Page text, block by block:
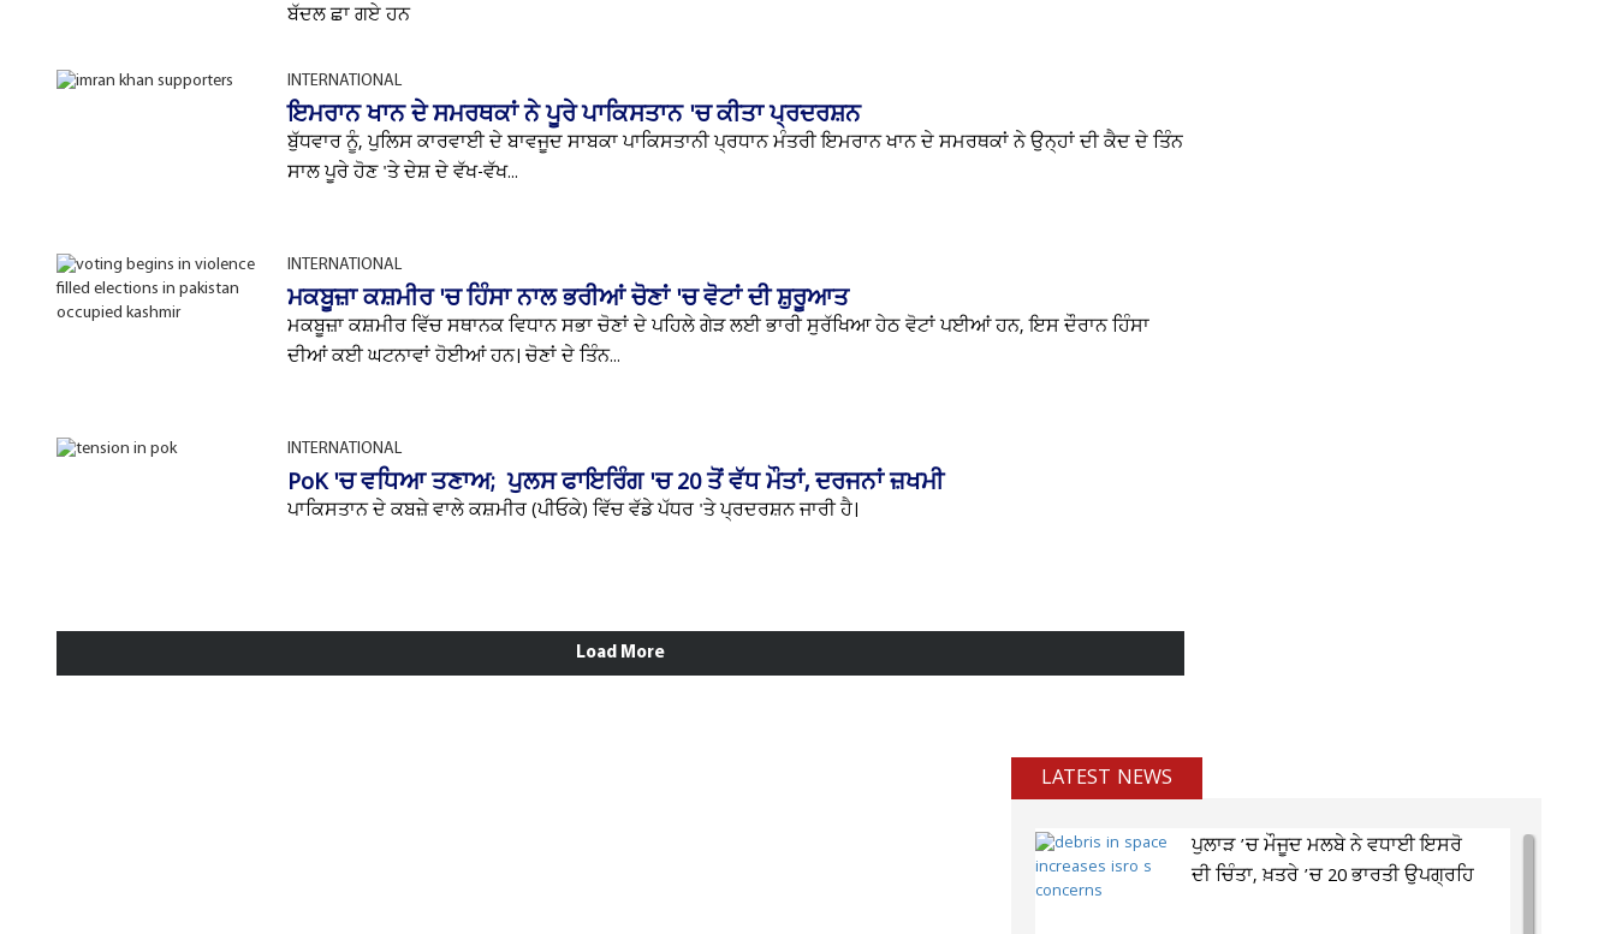
ਬੱਦਲ ਛਾ ਗਏ ਹਨ
INTERNATIONAL
ਇਮਰਾਨ ਖਾਨ ਦੇ ਸਮਰਥਕਾਂ ਨੇ ਪੂਰੇ ਪਾਕਿਸਤਾਨ 'ਚ ਕੀਤਾ ਪ੍ਰਦਰਸ਼ਨ
ਬੁੱਧਵਾਰ ਨੂੰ, ਪੁਲਿਸ ਕਾਰਵਾਈ ਦੇ ਬਾਵਜੂਦ ਸਾਬਕਾ ਪਾਕਿਸਤਾਨੀ ਪ੍ਰਧਾਨ ਮੰਤਰੀ ਇਮਰਾਨ ਖਾਨ ਦੇ ਸਮਰਥਕਾਂ ਨੇ ਉਨ੍ਹਾਂ ਦੀ ਕੈਦ ਦੇ ਤਿੰਨ
ਸਾਲ ਪੂਰੇ ਹੋਣ 'ਤੇ ਦੇਸ਼ ਦੇ ਵੱਖ-ਵੱਖ...
INTERNATIONAL
ਮਕਬੂਜ਼ਾ ਕਸ਼ਮੀਰ 'ਚ ਹਿੰਸਾ ਨਾਲ ਭਰੀਆਂ ਚੋਣਾਂ 'ਚ ਵੋਟਾਂ ਦੀ ਸ਼ੁਰੂਆਤ
ਮਕਬੂਜ਼ਾ ਕਸ਼ਮੀਰ ਵਿੱਚ ਸਥਾਨਕ ਵਿਧਾਨ ਸਭਾ ਚੋਣਾਂ ਦੇ ਪਹਿਲੇ ਗੇੜ ਲਈ ਭਾਰੀ ਸੁਰੱਖਿਆ ਹੇਠ ਵੋਟਾਂ ਪਈਆਂ ਹਨ, ਇਸ ਦੌਰਾਨ ਹਿੰਸਾ
ਦੀਆਂ ਕਈ ਘਟਨਾਵਾਂ ਹੋਈਆਂ ਹਨ। ਚੋਣਾਂ ਦੇ ਤਿੰਨ...
INTERNATIONAL
PoK 'ਚ ਵਧਿਆ ਤਣਾਅ; ਪੁਲਸ ਫਾਇਰਿੰਗ 'ਚ 20 ਤੋਂ ਵੱਧ ਮੌਤਾਂ, ਦਰਜਨਾਂ ਜ਼ਖਮੀ
ਪਾਕਿਸਤਾਨ ਦੇ ਕਬਜ਼ੇ ਵਾਲੇ ਕਸ਼ਮੀਰ (ਪੀਓਕੇ) ਵਿੱਚ ਵੱਡੇ ਪੱਧਰ 'ਤੇ ਪ੍ਰਦਰਸ਼ਨ ਜਾਰੀ ਹੈ।
Load More
LATEST NEWS
ਪੁਲਾੜ ’ਚ ਮੌਜੂਦ ਮਲਬੇ ਨੇ ਵਧਾਈ ਇਸਰੋ
ਦੀ ਚਿੰਤਾ, ਖ਼ਤਰੇ ’ਚ 20 ਭਾਰਤੀ ਉਪਗ੍ਰਹਿ